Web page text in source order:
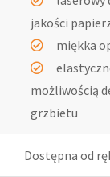
jakości
miękka
możliwością
grzbietu
Dostępna od